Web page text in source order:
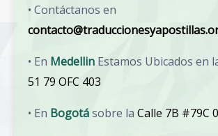
• Contáctanos en
• En Medellin Estamos Ubicados en
51 79 OFC 403
• En Bogotásobre la Calle 7B #79C